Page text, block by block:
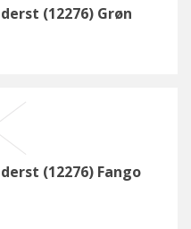
(12276) Grøn
(12276) Fango